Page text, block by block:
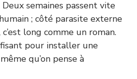
semaines passent vite
; côté parasite externe
long comme un roman.
pour installer une
qu’on pense à